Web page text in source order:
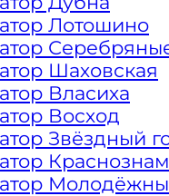
Лотошино
Шаховская
Власиха
Восход
Звёздный